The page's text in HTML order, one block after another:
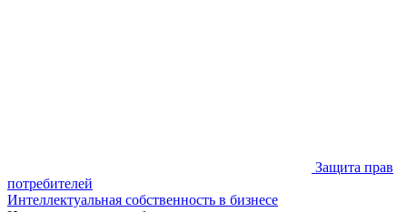
Защита прав
потребителей
Интеллектуальная собственность в бизнесе